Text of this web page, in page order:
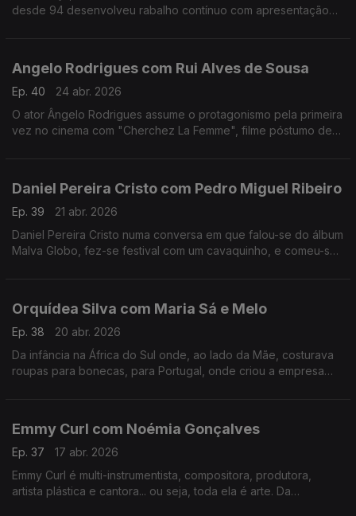
desde 94 desenvolveu rabalho contínuo com apresentação
Angelo Rodrigues com Rui Alves de Sousa
Ep. 40
24 abr. 2026
O ator Ângelo Rodrigues assume o protagonismo pela primeira
vez no cinema com "Cherchez La Femme", filme póstumo de
Daniel Pereira Cristo com Pedro Miguel Ribeiro
Ep. 39
21 abr. 2026
Daniel Pereira Cristo numa conversa em que falou-se do álbum
Malva Globo, fez-se festival com um cavaquinho, e comeu-se
Orquídea Silva com Maria Sá e Melo
Ep. 38
20 abr. 2026
Da infância na África do Sul onde, ao lado da Mãe, costurava
roupas para bonecas, para Portugal, onde criou a empresa
Emmy Curl com Noémia Gonçalves
Ep. 37
17 abr. 2026
Emmy Curl é multi-instrumentista, compositora, produtora,
artista plástica e cantora... ou seja, toda ela é arte. Da